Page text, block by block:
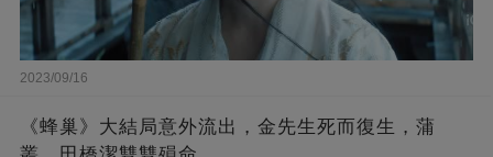
2023/09/16
《蜂巢》大結局意外流出，金先生死而復生，蒲